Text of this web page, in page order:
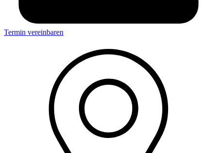
Termin vereinbaren